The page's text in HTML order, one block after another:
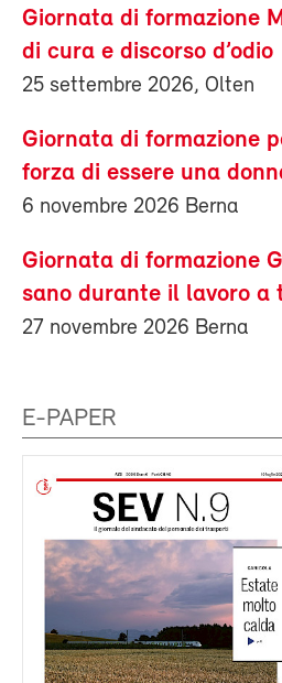
Giornata di formazione
di cura e discorso d’odio
25 settembre 2026, Olten
Giornata di formazione
forza di essere una
6 novembre 2026 Berna
Giornata di formazione
sano durante il lavoro a
27 novembre 2026 Berna
E-PAPER